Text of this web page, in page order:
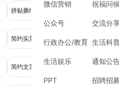
微信营销
公众号
行政办公/教育
生活娱乐
PPT
祝福问
交流分
生活科
通知公
招聘招
简约实景风通用类交流分享爆款小红书封面
简约文艺风橙黄色通用类交流分享文学里极致的be美学小红书封面